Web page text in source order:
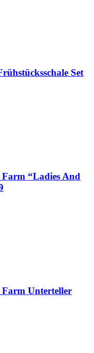
Set
“Ladies And
Unterteller